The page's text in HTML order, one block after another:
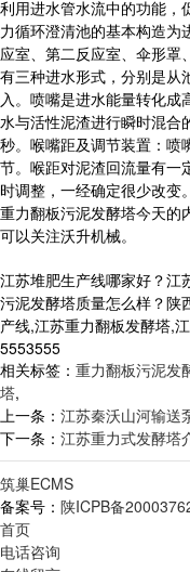
利用进水管水流中的功能，
力循环澄清池的基本构造为
应室、第二反应室、伞形罩
有三种进水形式，分别是从
入。喷嘴是进水能量转化
水与活性泥渣进行瞬时混合
秒。喉嘴距及调节装置：喷
节。喉距对泥渣回流量有一
时调整，一经确定很少改变。
重力翻板污泥发酵塔今天的
可以关注沃升机械。
江苏堆肥生产线哪家好？江
污泥发酵塔质量怎么样？陕
产线,江苏重力翻板发酵塔,
5553555
相关标签： 重力翻板污泥发
塔,
上一条： 江苏秦沃山河输送
下一条： 江苏重力式发酵塔
筑巢ECMS
备案号： 陕ICPB备
首页
电话咨询